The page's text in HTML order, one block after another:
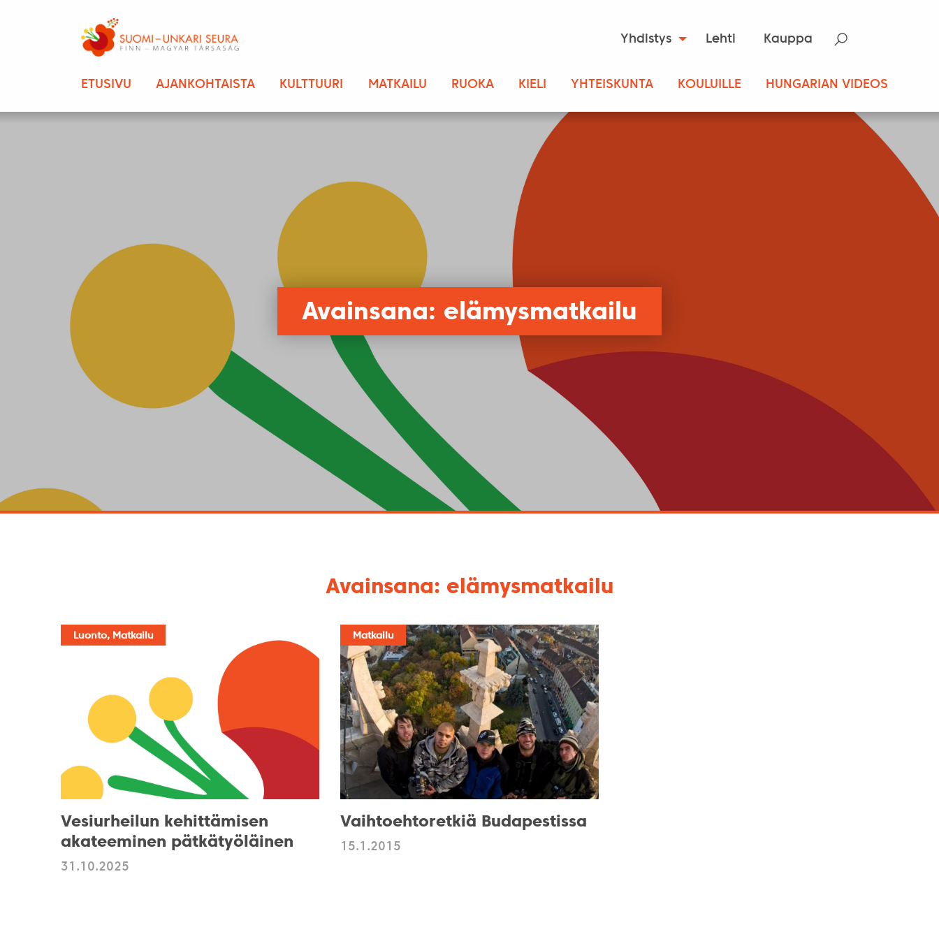
Yhdistys Lehti Kauppa
ETUSIVU AJANKOHTAISTA KULTTUURI MATKAILU RUOKA KIELI YHTEISKUNTA KOULUILLE HUNGARIAN VIDEOS
Avainsana: elämysmatkailu
Avainsana: elämysmatkailu
Luonto, Matkailu
Vesiurheilun kehittämisen
akateeminen pätkätyöläinen
31.10.2025
Matkailu
Vaihtoehtoretkiä Budapestissa
15.1.2015